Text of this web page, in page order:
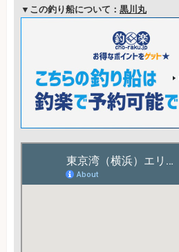
▼この釣り船について： 黒川丸